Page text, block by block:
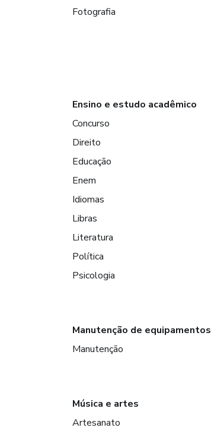
Fotografia
Ensino e estudo acadêmico
Concurso
Direito
Educação
Enem
Idiomas
Libras
Literatura
Política
Psicologia
Manutenção de equipamentos
Manutenção
Música e artes
Artesanato